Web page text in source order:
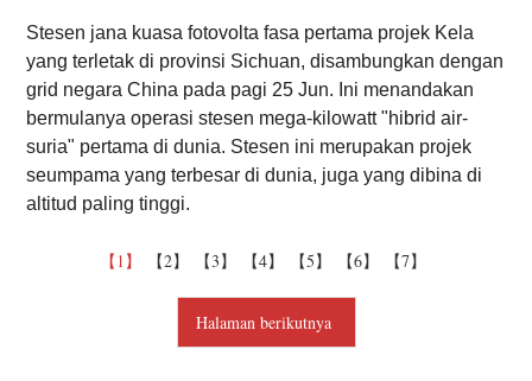
Stesen jana kuasa fotovolta fasa pertama projek Kela
yang terletak di provinsi Sichuan, disambungkan dengan
grid negara China pada pagi 25 Jun. Ini menandakan
bermulanya operasi stesen mega-kilowatt "hibrid air-
suria" pertama di dunia. Stesen ini merupakan projek
seumpama yang terbesar di dunia, juga yang dibina di
altitud paling tinggi.
【1】 【2】 【3】 【4】 【5】 【6】 【7】
Halaman berikutnya